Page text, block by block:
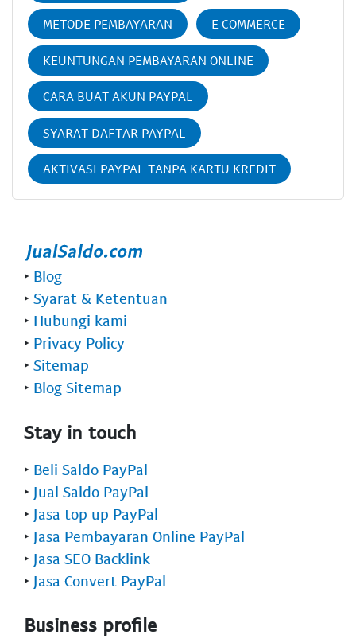
METODE PEMBAYARAN E COMMERCE
KEUNTUNGAN PEMBAYARAN ONLINE
CARA BUAT AKUN PAYPAL
SYARAT DAFTAR PAYPAL
AKTIVASI PAYPAL TANPA KARTU KREDIT
‣ Blog
‣ Syarat & Ketentuan
‣ Hubungi kami
‣ Privacy Policy
‣ Sitemap
‣ Blog Sitemap
Stay in touch
‣ Beli Saldo PayPal
‣ Jual Saldo PayPal
‣ Jasa top up PayPal
‣ Jasa Pembayaran Online PayPal
‣ Jasa SEO Backlink
‣ Jasa Convert PayPal
Business profile